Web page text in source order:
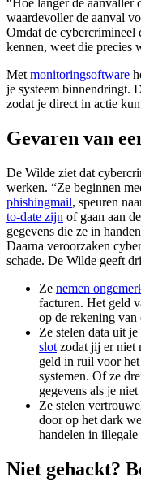
“Hoe langer de aanvaller
waardevoller de aanval
Omdat de cybercrimineel
kennen, weet die precies
Met monitoringsoftware
je systeem binnendringt.
zodat je direct in actie
Gevaren van
De Wilde ziet dat
werken. “Ze beginnen
phishingmail, speuren
to-date zijn of gaan aan
gegevens die ze in
Daarna veroorzaken
schade. De Wilde geeft
Ze nemen
facturen. Het geld
op de rekening van
Ze stelen data uit
slot zodat jij er niet
geld in ruil voor
systemen. Of ze
gegevens als je niet
Ze stelen
door op het dark
handelen in illegale
Niet gehackt?